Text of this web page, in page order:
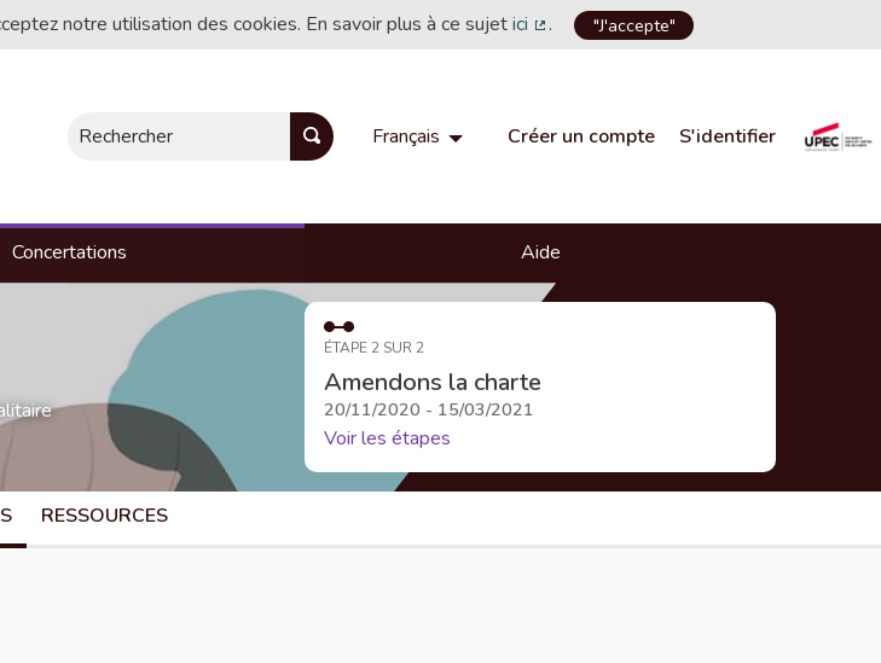
notre utilisation des cookies. En savoir plus à ce sujetici
(Lien externe)
. "J'accepte"
Rechercher Français Choisir la langueChoose language
Créer un compte S'identifier
Concertations Aide
ÉTAPE 2 SUR 2
Amendons la charte
20/11/2020 - 15/03/2021
Voir les étapes
RESSOURCES